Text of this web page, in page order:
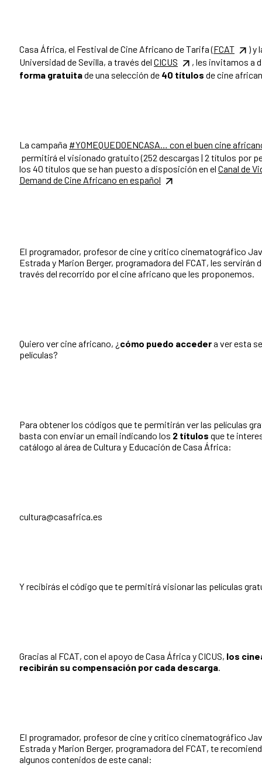
Casa África, el Festival de Cine Africano de Tarifa (FCAT
) y
Universidad de Sevilla, a través del CICUS
, les invitamos a
forma gratuitade una selección de 40 títulos de cine
La campaña #YOMEQUEDOENCASA… con el buen cine
permitirá el visionado gratuito (252 descargas | 2 títulos por
los 40 títulos que se han puesto a disposición en el Canal de
Demand de Cine Africano en español
El programador, profesor de cine y crítico cinematográfico
Estrada y Marion Berger, programadora del FCAT, les servirán
través del recorrido por el cine africano que les proponemos.
Quiero ver cine africano, ¿ cómo puedo accedera ver esta
películas?
Para obtener los códigos que te permitirán ver las películas
basta con enviar un email indicando los 2 títulos que te
catálogo al área de Cultura y Educación de Casa África:
cultura@casafrica.es
Y recibirás el código que te permitirá visionar las películas
Gracias al FCAT, con el apoyo de Casa África y CICUS, los
recibirán su compensación por cada descarga.
El programador, profesor de cine y crítico cinematográfico
Estrada y Marion Berger, programadora del FCAT, te
algunos contenidos de este canal: